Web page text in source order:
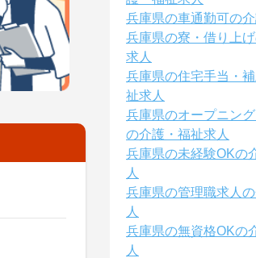
兵庫県の車通勤可の
兵庫県の寮・借り上
求人
兵庫県の住宅手当・
祉求人
兵庫県のオープニン
の介護・福祉求人
兵庫県の未経験OKの
人
兵庫県の管理職求人
人
兵庫県の無資格OKの
人